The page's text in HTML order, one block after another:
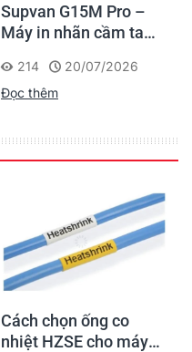
Supvan G15M Pro –
Máy in nhãn cầm tay
dấu một lần, tra cứu
trọn đời công trình
214
20/07/2026
Đọc thêm
Cách chọn ống co
nhiệt HZSE cho máy in